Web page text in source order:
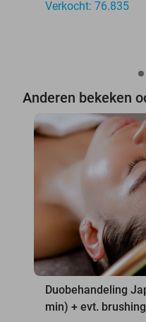
Verkocht: 76.835
Anderen bekeken
Duobehandeling
min) + evt.